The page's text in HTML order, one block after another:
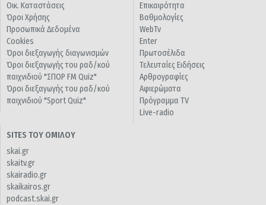
Οικ. Καταστάσεις
Όροι Χρήσης
Προσωπικά Δεδομένα
Cookies
Όροι διεξαγωγής διαγωνισμών
Όροι διεξαγωγής του ραδ/κού
παιχνιδιού "ΣΠΟΡ FM Quiz"
Όροι διεξαγωγής του ραδ/κού
παιχνιδιού "Sport Quiz"
Επικαιρότητα
Βαθμολογίες
WebTv
Enter
Πρωτοσέλιδα
Τελευταίες Ειδήσεις
Αρθρογραφίες
Αφιερώματα
Πρόγραμμα TV
Live-radio
SITES ΤΟΥ ΟΜΙΛΟΥ
skai.gr
skaitv.gr
skairadio.gr
skaikairos.gr
podcast.skai.gr